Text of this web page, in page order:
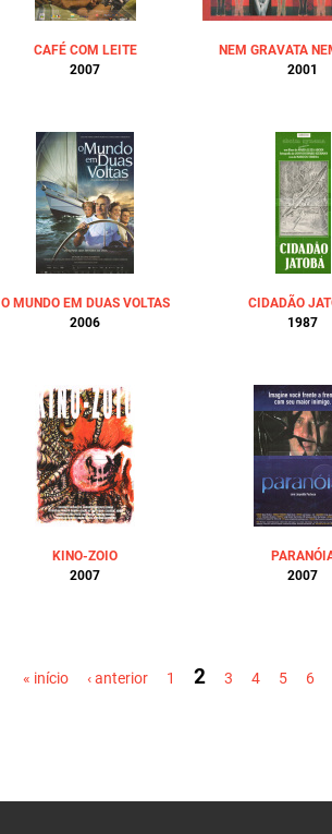
CAFÉ COM LEITE
2007
NEM GRAVATA
2001
O MUNDO EM DUAS VOLTAS
2006
CIDADÃO
1987
KINO-ZOIO
2007
2007
« início ‹ anterior 1 2 3 4 5 6